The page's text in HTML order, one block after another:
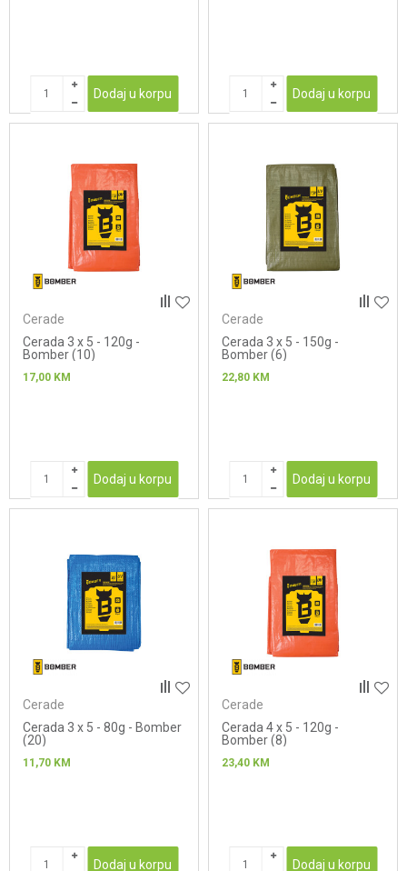
Dodaj u korpu Dodaj u korpu
Cerade
Cerada 3 x 5 - 120g -
Bomber (10)
17,00 KM
Dodaj u korpu
Cerade
Cerada 3 x 5 - 150g -
Bomber (6)
22,80 KM
Dodaj u korpu
Cerade
Cerada 3 x 5 - 80g - Bomber
(20)
11,70 KM
Dodaj u korpu
Cerade
Cerada 4 x 5 - 120g -
Bomber (8)
23,40 KM
Dodaj u korpu